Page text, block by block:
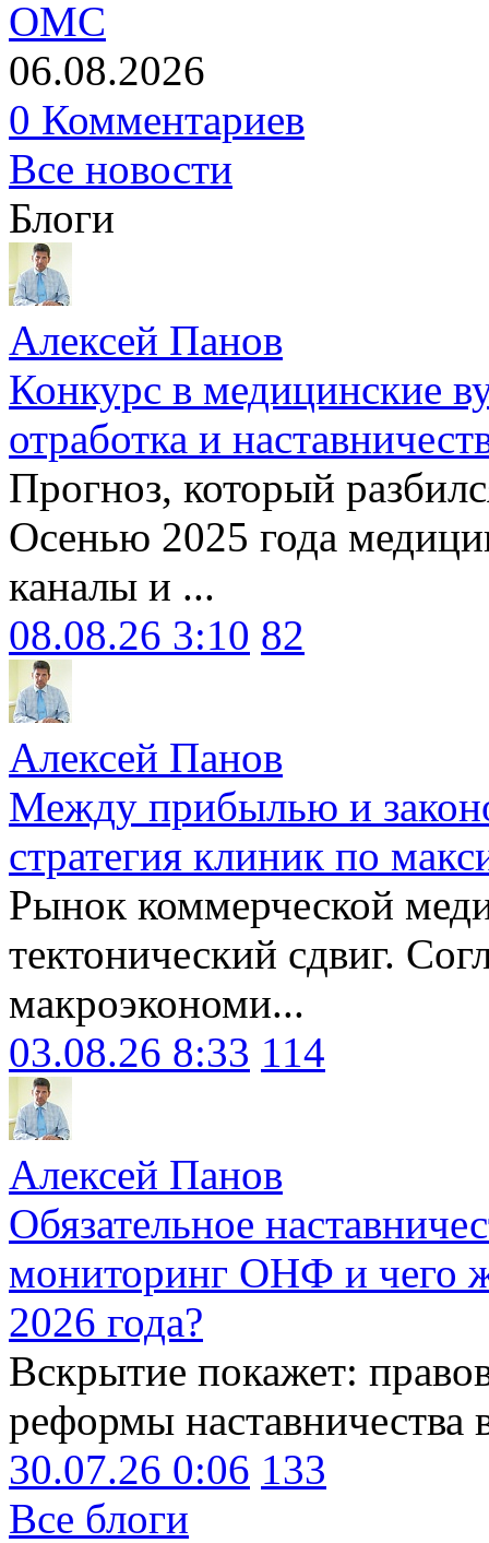
ОМС
06.08.2026
0 Комментариев
Все новости
Блоги
Алексей Панов
Конкурс в медицинские
отработка и
Прогноз, который
Осенью 2025 года
каналы и ...
08.08.26 3:10 82
Алексей Панов
Между прибылью и
стратегия клиник по
Рынок коммерческой
тектонический сдвиг.
макроэкономи...
03.08.26 8:33 114
Алексей Панов
Обязательное
мониторинг ОНФ и чего
2026 года?
Вскрытие покажет:
реформы наставничества
30.07.26 0:06 133
Все блоги